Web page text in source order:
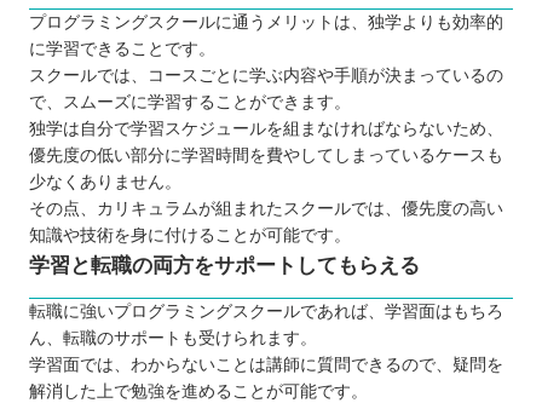
転職のためにプログラミングスクールで学習する際
に注意したいこと
明確な目的を持ってプログラミングスクー
ルに通う
自ら積極的に学習する気持ちを持つ
高すぎる理想を追い求めないように注意す
る
千葉で学べる転職に強いプログラミングスクールに
自分の住んでるエリアでプログラミングスクールを
探したい⭐️
北海道 / 東北
プログラミングスクールに通うメリットは、独学よりも効率的
に学習できることです。
スクールでは、コースごとに学ぶ内容や手順が決まっているの
で、スムーズに学習することができます。
独学は自分で学習スケジュールを組まなければならないため、
優先度の低い部分に学習時間を費やしてしまっているケースも
少なくありません。
その点、カリキュラムが組まれたスクールでは、優先度の高い
知識や技術を身に付けることが可能です。
学習と転職の両方をサポートしてもらえる
転職に強いプログラミングスクールであれば、学習面はもちろ
ん、転職のサポートも受けられます。
学習面では、わからないことは講師に質問できるので、疑問を
解消した上で勉強を進めることが可能です。